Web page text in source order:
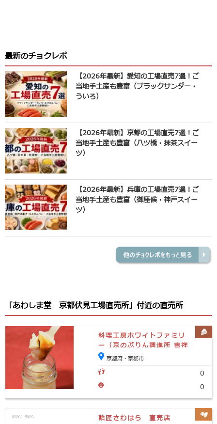
最新のチョクレポ
【2026年最新】愛知の工場直売7選！ご
当地手土産も豊富（ブラックサンダー・
ういろ）
【2026年最新】京都の工場直売7選！ご
当地手土産も豊富（八ツ橋・抹茶スイー
ツ）
【2026年最新】兵庫の工場直売7選！ご
当地手土産も豊富（御座候・神戸スイー
ツ）
「あわしま堂 京都伏見工場直売所」付近の直売所
料理工房ホワイトファミリ
ー（京のぷりん調進所 吉祥
院本店工房）
京都府・京都市
0
0
飴匠さわはら 直売店